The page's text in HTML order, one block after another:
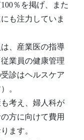
％を掲げ、また
も注力していま
、産業医の指導
業員の健康管理
診はヘルスケア
。
考え、婦人科が
方に向けて費用
ます。